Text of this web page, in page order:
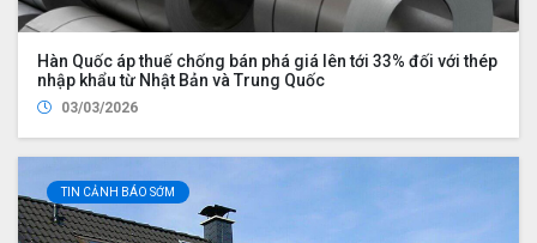
Hàn Quốc áp thuế chống bán phá giá lên tới 33% đối với thép
nhập khẩu từ Nhật Bản và Trung Quốc
03/03/2026
TIN CẢNH BÁO SỚM